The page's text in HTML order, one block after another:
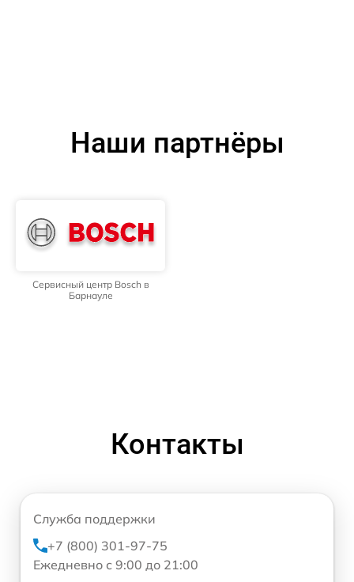
Наши партнёры
Сервисный центр Bosch в
Барнауле
Контакты
Служба поддержки
+7 (800) 301-97-75
Ежедневно с 9:00 до 21:00